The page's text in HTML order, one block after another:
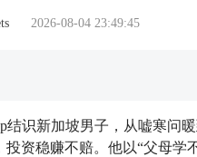
2026-08-04 23:49:45
结识新加坡男子，从嘘寒
投资稳赚不赔。他以“父母